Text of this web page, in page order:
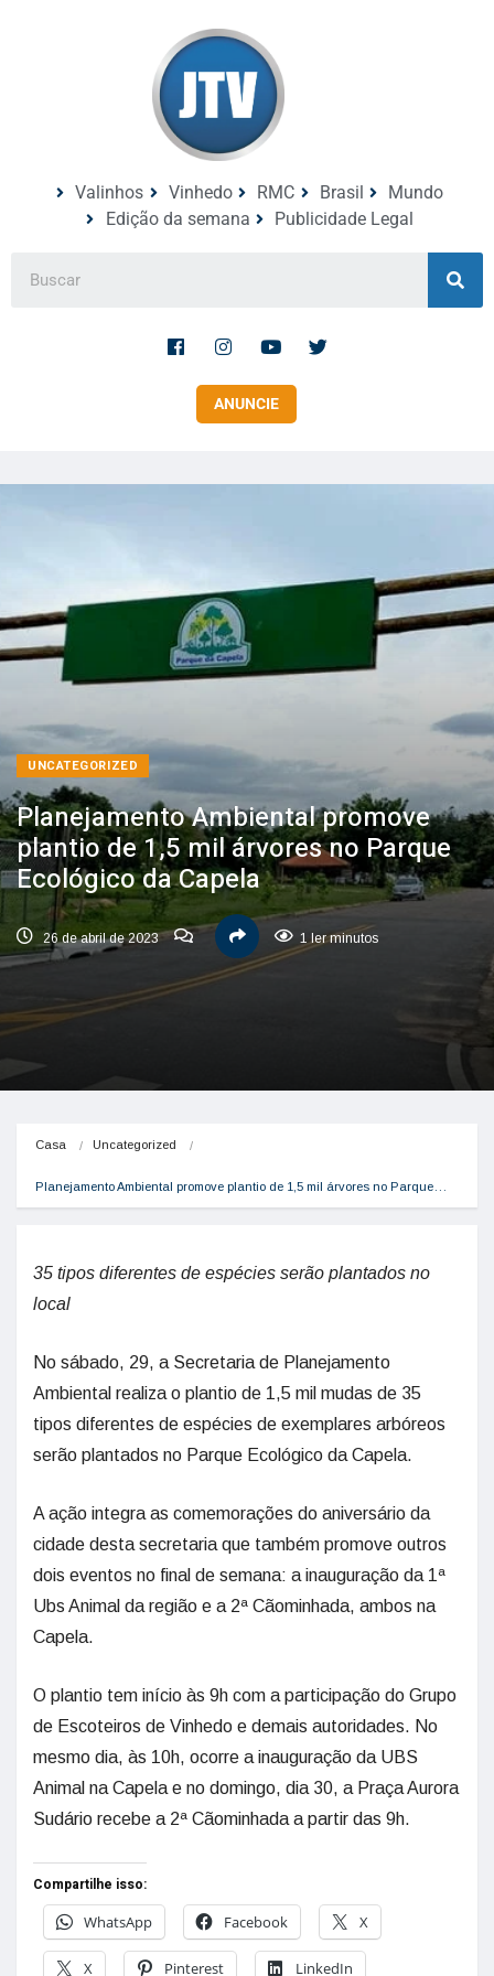
Valinhos Vinhedo RMC Brasil
Mundo
Edição da semana
Publicidade Legal
ANUNCIE
UNCATEGORIZED
Planejamento Ambiental promove
plantio de 1,5 mil árvores no Parque
Ecológico da Capela
26 de abril de 2023 1 ler minutos
Casa Uncategorized
Planejamento Ambiental promove plantio de 1,5 mil árvores no Parque…
35 tipos diferentes de espécies serão plantados no
local
No sábado, 29, a Secretaria de Planejamento
Ambiental realiza o plantio de 1,5 mil mudas de 35
tipos diferentes de espécies de exemplares arbóreos
serão plantados no Parque Ecológico da Capela.
A ação integra as comemorações do aniversário da
cidade desta secretaria que também promove outros
dois eventos no final de semana: a inauguração da 1ª
Ubs Animal da região e a 2ª Cãominhada, ambos na
Capela.
O plantio tem início às 9h com a participação do Grupo
de Escoteiros de Vinhedo e demais autoridades. No
mesmo dia, às 10h, ocorre a inauguração da UBS
Animal na Capela e no domingo, dia 30, a Praça Aurora
Sudário recebe a 2ª Cãominhada a partir das 9h.
Compartilhe isso:
WhatsApp
Facebook X
X Pinterest LinkedIn